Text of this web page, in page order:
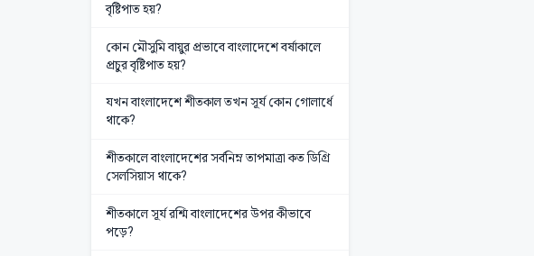
বৃষ্টিপাত হয়?
কোন মৌসুমি বায়ুর প্রভাবে বাংলাদেশে বর্ষাকালে
প্রচুর বৃষ্টিপাত হয়?
যখন বাংলাদেশে শীতকাল তখন সূর্য কোন গোলার্ধে
থাকে?
শীতকালে বাংলাদেশের সর্বনিম্ন তাপমাত্রা কত ডিগ্রি
সেলসিয়াস থাকে?
শীতকালে সূর্য রশ্মি বাংলাদেশের উপর কীভাবে
পড়ে?